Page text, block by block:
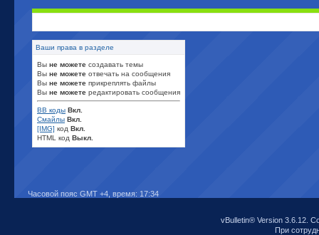
Ваши права в разделе
Вы не можете создавать темы
Вы не можете отвечать на сообщения
Вы не можете прикреплять файлы
Вы не можете редактировать сообщения
BB коды Вкл.
Смайлы Вкл.
[IMG] код Вкл.
HTML код Выкл.
Часовой пояс GMT +4, время: 17:34
vBulletin® Version 3.6.12.
При